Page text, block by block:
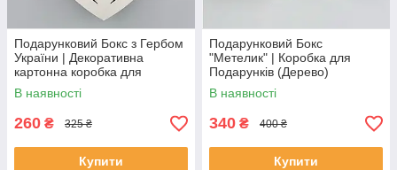
Подарунковий Бокс з Гербом
України | Декоративна
картонна коробка для
подарунків | Біла
В наявності
260 ₴ 325 ₴
Купити
Подарунковий Бокс
"Метелик" | Коробка для
Подарунків (Дерево)
В наявності
340 ₴ 400 ₴
Купити